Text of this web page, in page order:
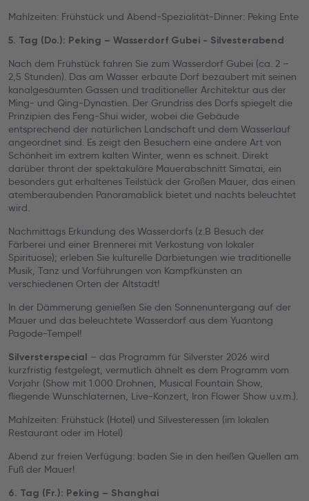
Mahlzeiten: Frühstück und Abend-Spezialität-Dinner: Peking Ente
5. Tag (Do.): Peking – Wasserdorf Gubei - Silvesterabend
Nach dem Frühstück fahren Sie zum Wasserdorf Gubei (ca. 2 –
2,5 Stunden). Das am Wasser erbaute Dorf bezaubert mit seinen
kanalgesäumten Gassen und traditioneller Architektur aus der
Ming- und Qing-Dynastien. Der Grundriss des Dorfs spiegelt die
Prinzipien des Feng-Shui wider, wobei die Gebäude
entsprechend der natürlichen Landschaft und dem Wasserlauf
angeordnet sind. Es zeigt den Besuchern eine andere Art von
Schönheit im extrem kalten Winter, wenn es schneit. Direkt
darüber thront der spektakuläre Mauerabschnitt Simatai, ein
besonders gut erhaltenes Teilstück der Großen Mauer, das einen
atemberaubenden Panoramablick bietet und nachts beleuchtet
wird.
Nachmittags Erkundung des Wasserdorfs (z.B Besuch der
Färberei und einer Brennerei mit Verkostung von lokaler
Spirituose); erleben Sie kulturelle Darbietungen wie traditionelle
Musik, Tanz und Vorführungen von Kampfkünsten an
verschiedenen Orten der Altstadt!
In der Dämmerung genießen Sie den Sonnenuntergang auf der
Mauer und das beleuchtete Wasserdorf aus dem Yuantong
Pagode-Tempel!
Silversterspecial – das Programm für Silverster 2026 wird
kurzfristig festgelegt, vermutlich ähnelt es dem Programm vom
Vorjahr (Show mit 1.000 Drohnen, Musical Fountain Show,
fliegende Wunschlaternen, Live-Konzert, Iron Flower Show u.v.m.).
Mahlzeiten: Frühstück (Hotel) und Silvesteressen (im lokalen
Restaurant oder im Hotel)
Abend zur freien Verfügung: baden Sie in den heißen Quellen am
Fuß der Mauer!
6. Tag (Fr.): Peking – Shanghai